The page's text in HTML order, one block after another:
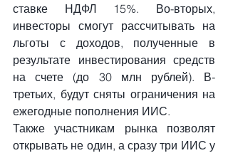
ставке НДФЛ 15%. Во-вторых,
инвесторы смогут рассчитывать на
льготы с доходов, полученные в
результате инвестирования средств
на счете (до 30 млн рублей). В-
третьих, будут сняты ограничения на
ежегодные пополнения ИИС.
Также участникам рынка позволят
открывать не один, а сразу три ИИС у